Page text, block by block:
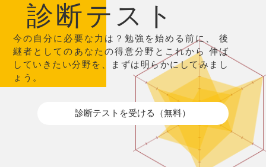
診断テスト
今の自分に必要な力は？勉強を始める前に、
後
継者としてのあなたの得意分野とこれから
伸ば
していきたい分野を、まずは明らかにしてみまし
ょう。
診断テストを受ける（無料）